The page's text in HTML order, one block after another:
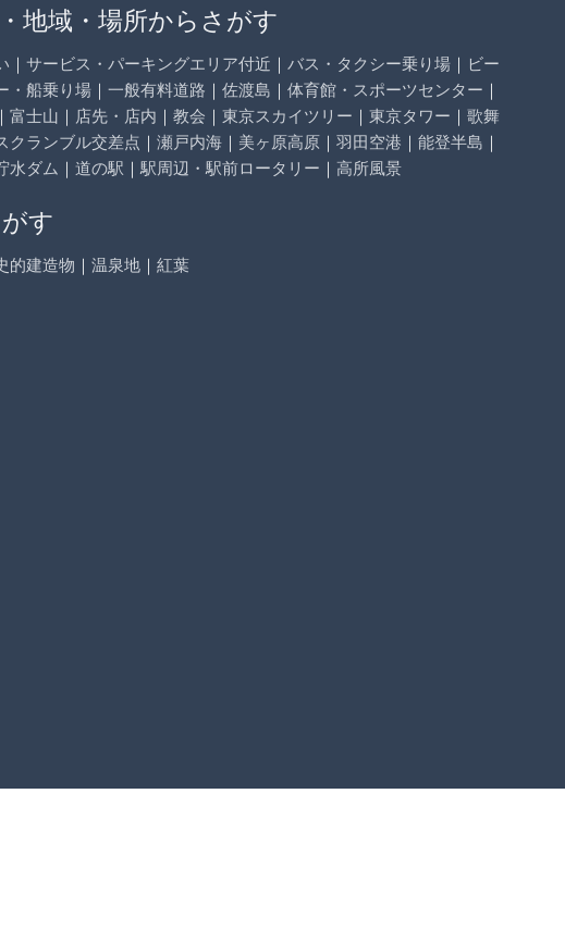
地域・場所からさがす
｜ サービス・パーキングエリア付近 ｜ バス・タクシー乗り場 ｜ ビー
・船乗り場 ｜ 一般有料道路 ｜ 佐渡島 ｜ 体育館・スポーツセンター ｜
｜ 富士山 ｜ 店先・店内 ｜ 教会 ｜ 東京スカイツリー ｜ 東京タワー ｜ 歌舞
クランブル交差点 ｜ 瀬戸内海 ｜ 美ヶ原高原 ｜ 羽田空港 ｜ 能登半島 ｜
水ダム ｜ 道の駅 ｜ 駅周辺・駅前ロータリー ｜ 高所風景
す
的建造物 ｜ 温泉地 ｜ 紅葉